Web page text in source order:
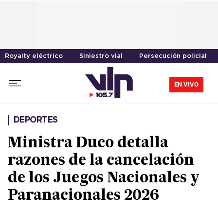
Royalty eléctrico Siniestro vial Persecución policial
EN VIVO
DEPORTES
Ministra Duco detalla
razones de la cancelación
de los Juegos Nacionales y
Paranacionales 2026